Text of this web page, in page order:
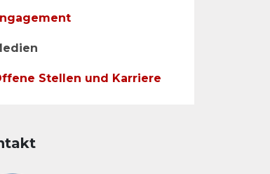
Stellen und Karriere